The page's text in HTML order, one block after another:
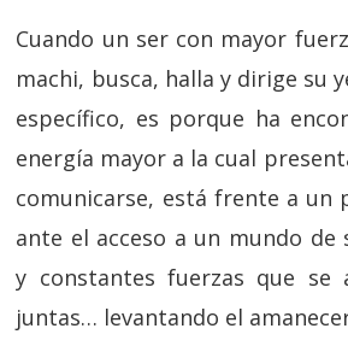
Cuando un ser con mayor
machi, busca, halla y dirige su
específico, es porque ha
energía mayor a la cual
comunicarse, está frente a un
ante el acceso a un mundo de
y constantes fuerzas que se
juntas… levantando el